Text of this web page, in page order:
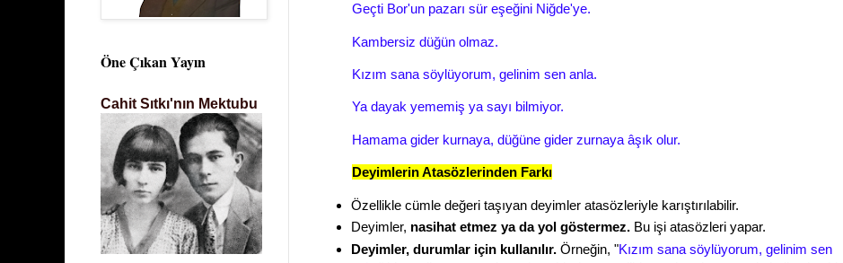
Geçti Bor'un pazarı sür eşeğini Niğde'ye.
Kambersiz düğün olmaz.
Kızım sana söylüyorum, gelinim sen anla.
Ya dayak yememiş ya sayı bilmiyor.
Hamama gider kurnaya, düğüne gider zurnaya âşık olur.
Deyimlerin Atasözlerinden Farkı
Özellikle cümle değeri taşıyan deyimler atasözleriyle karıştırılabilir.
Deyimler, nasihat etmez ya da yol göstermez. Bu işi atasözleri yapar.
Deyimler, durumlar için kullanılır.Örneğin, "Kızım sana söylüyorum, gelinim sen
Öne Çıkan Yayın
Cahit Sıtkı'nın Mektubu